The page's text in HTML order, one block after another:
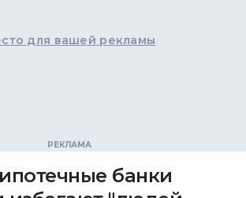
для вашей рекламы
банки